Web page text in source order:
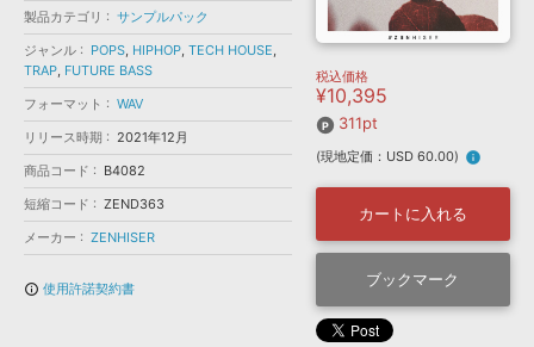
サンプルパック »
ソフトウェア／ツール »
DAW »
効果音 »
特集 »
ニュースレター »
SONICWIREブログ »
製品サポート情報 »
DTMガイド »
FAQ »
音楽カード
楽曲配信流通 サービス
無償のサウンド管理ソフト
ソフト音源 プラグイン・エフェクト
ソフトウェア／ツール DAW 効果音
メーカー
フォーマット
ランキング
製品カテゴリ
サンプルパック
ジャンル
POPS, HIPHOP, TECH HOUSE,
TRAP, FUTURE BASS
フォーマット
WAV
リリース時期
2021年12月
商品コード
B4082
短縮コード
ZEND363
メーカー
ZENHISER
info_outline 使用許諾契約書
税込価格
¥10,395
311pt
(現地定価：USD 60.00) info
カートに入れる
ブックマーク